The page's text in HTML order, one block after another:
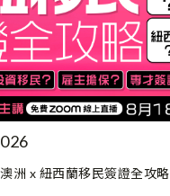
澳洲 x 紐西蘭移民簽證全攻略